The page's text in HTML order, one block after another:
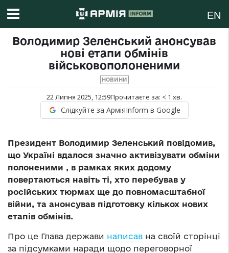
EN
Володимир Зеленський анонсував
нові етапи обмінів
військовополоненими
НОВИНИ
22 Липня 2025, 12:59Прочитаєте за: < 1 хв.
Слідкуйте за АрміяInform в Google
Президент Володимир Зеленський повідомив,
що Україні вдалося значно активізувати обміни
полоненими , в рамках яких додому
повертаються навіть ті, хто перебував у
російських тюрмах ще до повномасштабної
війни, та анонсував підготовку кількох нових
етапів обмінів.
Про це Глава держави написав на своїй сторінці
за підсумками наради щодо переговорної